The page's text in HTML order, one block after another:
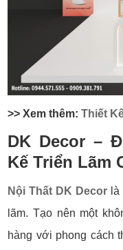
>> Xem thêm:Thiết
DK Decor –
Kế Triển Lãm
Nội Thất DK Decor
lãm. Tạo nên một
hàng với phong cách